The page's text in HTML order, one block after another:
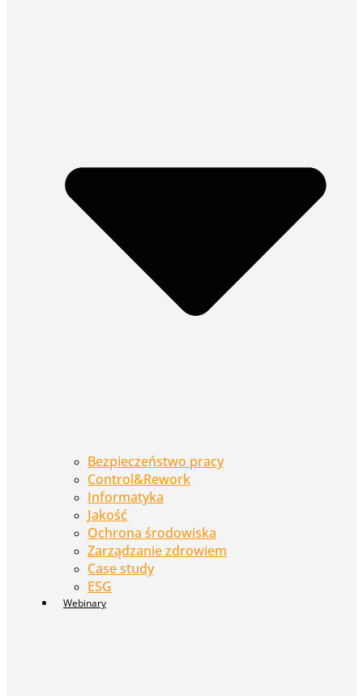
Bezpieczeństwo pracy
Control&Rework
Informatyka
Jakość
Ochrona środowiska
Zarządzanie zdrowiem
Case study
ESG
Webinary